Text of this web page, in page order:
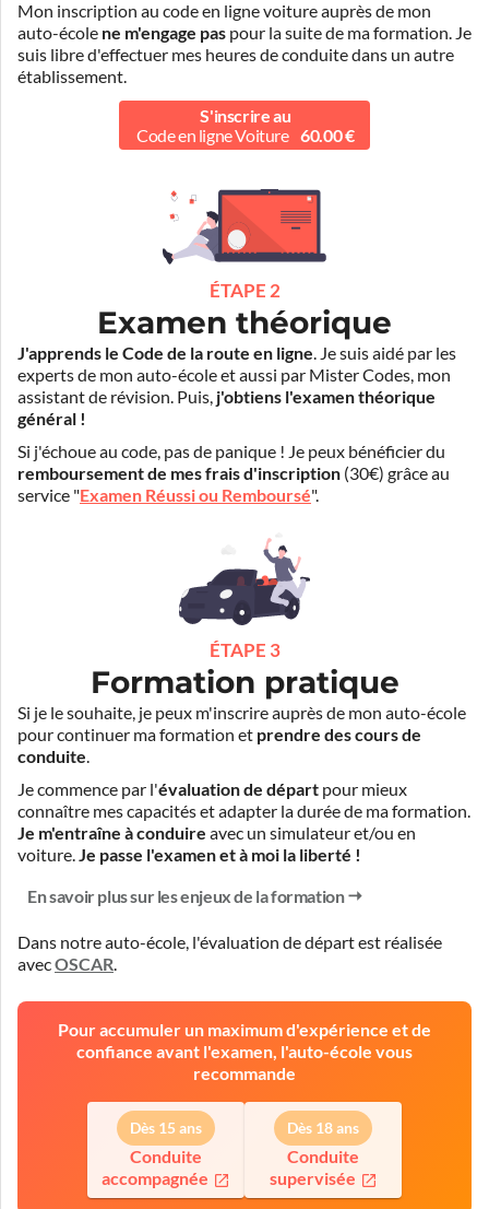
Mon inscription au code en ligne voiture auprès de mon
auto-école ne m'engage pas pour la suite de ma formation. Je
suis libre d'effectuer mes heures de conduite dans un autre
établissement.
S'inscrire au
Code en ligne Voiture 60.00 €
ÉTAPE 2
Examen théorique
J'apprends le Code de la route en ligne. Je suis aidé par les
experts de mon auto-école et aussi par Mister Codes, mon
assistant de révision. Puis, j'obtiens l'examen théorique
général !
Si j'échoue au code, pas de panique ! Je peux bénéficier du
remboursement de mes frais d'inscription (30€) grâce au
service "Examen Réussi ou Remboursé".
ÉTAPE 3
Formation pratique
Si je le souhaite, je peux m'inscrire auprès de mon auto-école
pour continuer ma formation et prendre des cours de
conduite.
Je commence par l'évaluation de départ pour mieux
connaître mes capacités et adapter la durée de ma formation.
Je m'entraîne à conduire avec un simulateur et/ou en
voiture.Je passe l'examen et à moi la liberté !
En savoir plus sur les enjeux de la formation
Dans notre auto-école, l'évaluation de départ est réalisée
avecOSCAR.
Pour accumuler un maximum d'expérience et de
confiance avant l'examen, l'auto-école vous
recommande
Dès 15 ans
Conduite
accompagnée
Dès 18 ans
Conduite
supervisée